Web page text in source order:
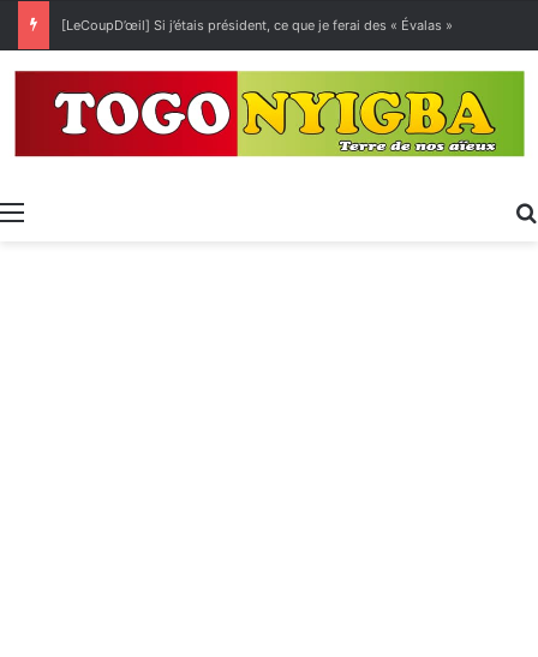
[LeCoupD’œil] Si j’étais président, ce que je ferai des « Évalas »
Menu